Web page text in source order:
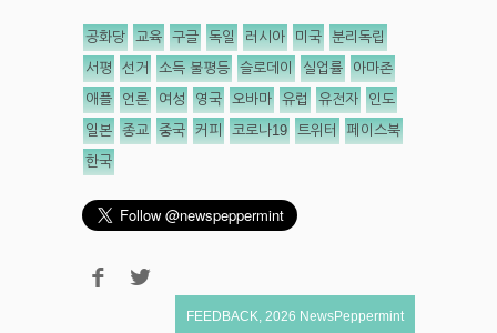
공화당 교육 구글 독일 러시아 미국 분리독립
서평 선거 소득 불평등 슬로데이 실업률 아마존
애플 언론 여성 영국 오바마 유럽 유전자 인도
일본 종교 중국 커피 코로나19 트위터 페이스북
한국
FEEDBACK 2026 NewsPeppermint